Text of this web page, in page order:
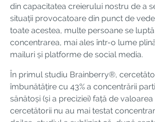
din capacitatea creierului nostru de a
situații provocatoare din punct de
toate acestea, multe persoane se
concentrarea, mai ales într-o lume
mailuri și platforme de social media.
În primul studiu Brainberry®,
îmbunătățire cu 43% a concentrării
sănătoși (și a preciziei) față de valoarea
cercetătorii nu au mai testat